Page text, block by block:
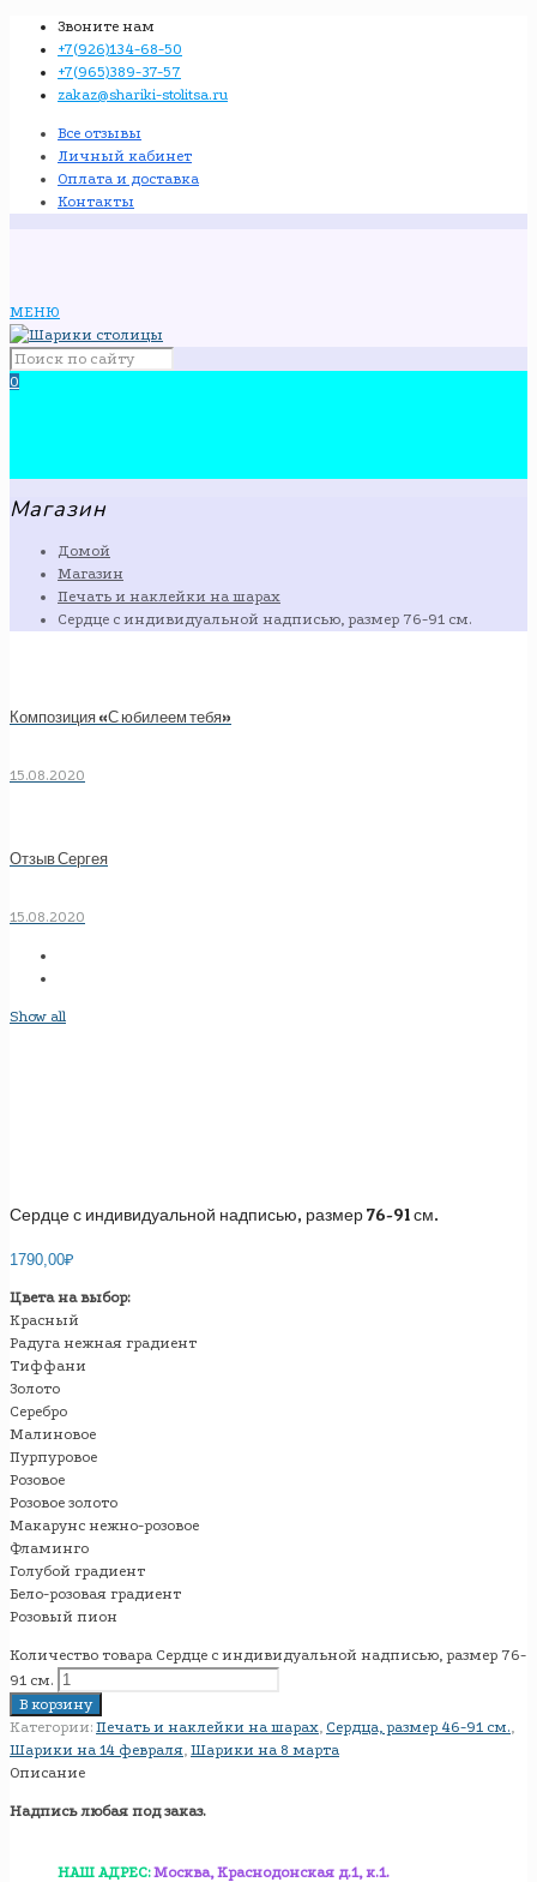
Звоните нам
+7(926)134-68-50
+7(965)389-37-57
zakaz@shariki-stolitsa.ru
Все отзывы
Личный кабинет
Оплата и доставка
Контакты
МЕНЮ
0
Магазин
Домой
Магазин
Печать и наклейки на шарах
Сердце с индивидуальной надписью, размер 76-91 см.
Композиция «С юбилеем тебя»
15.08.2020
Отзыв Сергея
15.08.2020
Show all
Сердце с индивидуальной надписью, размер 76-91 см.
1790,00₽
Цвета на выбор:
Красный
Радуга нежная градиент
Тиффани
Золото
Серебро
Малиновое
Пурпуровое
Розовое
Розовое золото
Макарунс нежно-розовое
Фламинго
Голубой градиент
Бело-розовая градиент
Розовый пион
Количество товара Сердце с индивидуальной надписью, размер 76-
91 см.
В корзину
Категории: Печать и наклейки на шарах, Сердца, размер 46-91 см.,
Шарики на 14 февраля, Шарики на 8 марта
Описание
Надпись любая под заказ.
НАШ АДРЕС: Москва, Краснодонская д.1, к.1.